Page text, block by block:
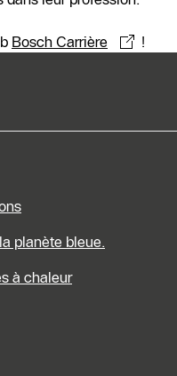
Bosch Carrière !
planète bleue.
à chaleur